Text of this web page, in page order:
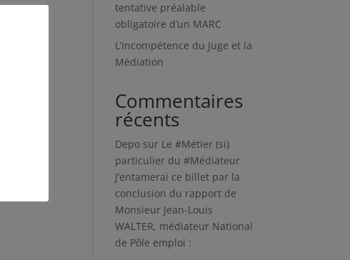
tentative préalable
obligatoire d’un MARC
L’Incompétence du Juge et la
Médiation
Commentaires
récents
Depo sur Le #Métier (si)
particulier du #Médiateur
J’entamerai ce billet par la
conclusion du rapport de
Monsieur Jean-Louis
WALTER, médiateur National
de Pôle emploi :